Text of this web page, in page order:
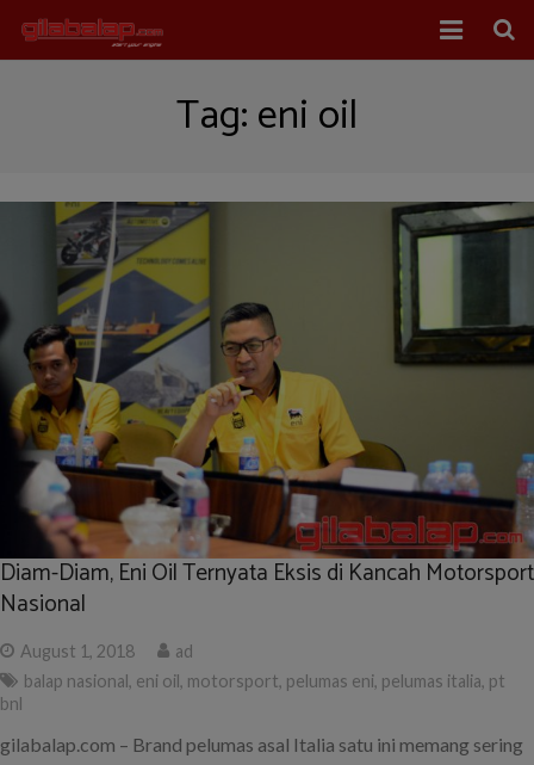
Balap Motor
About Us
Tag:eni oil
Diam-Diam, Eni Oil Ternyata Eksis di Kancah Motorsport
Nasional
August 1, 2018
ad
balap nasional, eni oil, motorsport, pelumas eni, pelumas italia, pt
bnl
gilabalap.com – Brand pelumas asal Italia satu ini memang sering